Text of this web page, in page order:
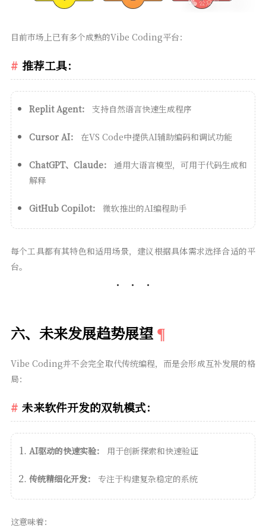
目前市场上已有多个成熟的Vibe Coding平台：
推荐工具：
Replit Agent： 支持自然语言快速生成程序
Cursor AI： 在VS Code中提供AI辅助编码和调试功能
ChatGPT、Claude：
通用大语言模型，可用于代码生成和
解释
GitHub Copilot： 微软推出的AI编程助手
每个工具都有其特色和适用场景，建议根据具体需求选择合适的平
台。
六、未来发展趋势展望
Vibe Coding并不会完全取代传统编程，而是会形成互补发展的格
局：
未来软件开发的双轨模式：
AI驱动的快速实验： 用于创新探索和快速验证
传统精细化开发： 专注于构建复杂稳定的系统
这意味着：